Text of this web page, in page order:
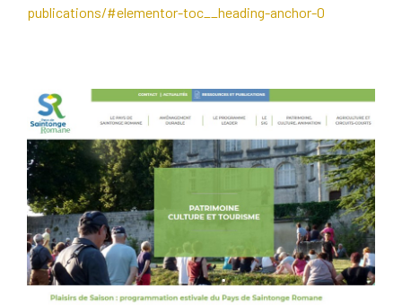
publications/#elementor-toc__heading-anchor-0